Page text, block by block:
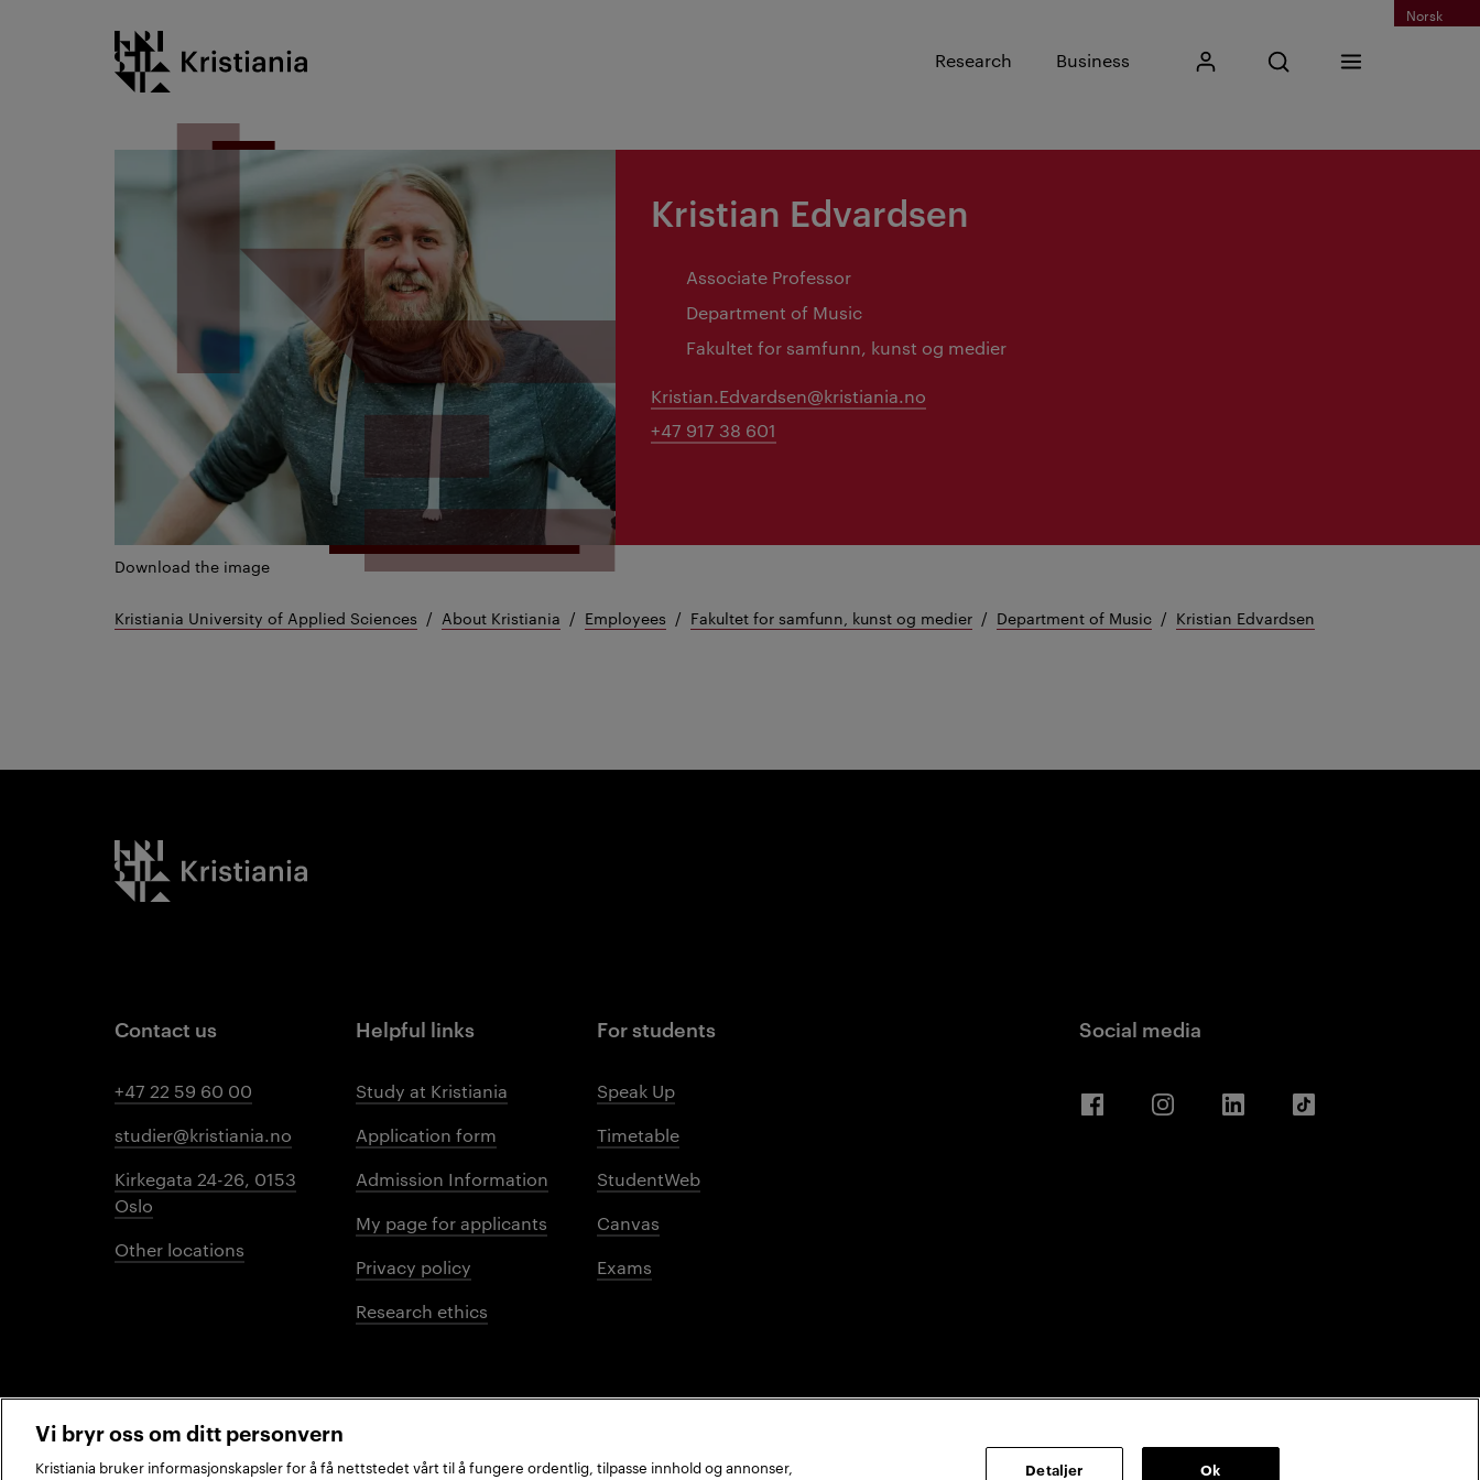
Norsk
Kristiania logo
Research Business My KristianiaOpen search
Input search phrase
Search
Menu
Download the image
Kristian Edvardsen
Associate Professor
Department of Music
Fakultet for samfunn, kunst og medier
Kristian.Edvardsen@kristiania.no
+47 917 38 601
Kristiania University of Applied Sciences About Kristiania Employees Fakultet for samfunn, kunst og medier Department of Music Kristian Edvardsen
Kristiania logo
Contact us
+47 22 59 60 00
studier@kristiania.no
Kirkegata 24-26, 0153
Oslo
Other locations
Helpful links
Study at Kristiania
Application form
Admission Information
My page for applicants
Privacy policy
Research ethics
For students
Speak Up
Timetable
StudentWeb
Canvas
Exams
Social media
Vi bryr oss om ditt personvern
Kristiania bruker informasjonskapsler for å få nettstedet vårt til å fungere ordentlig, tilpasse innhold og annonser,
Detaljer Ok